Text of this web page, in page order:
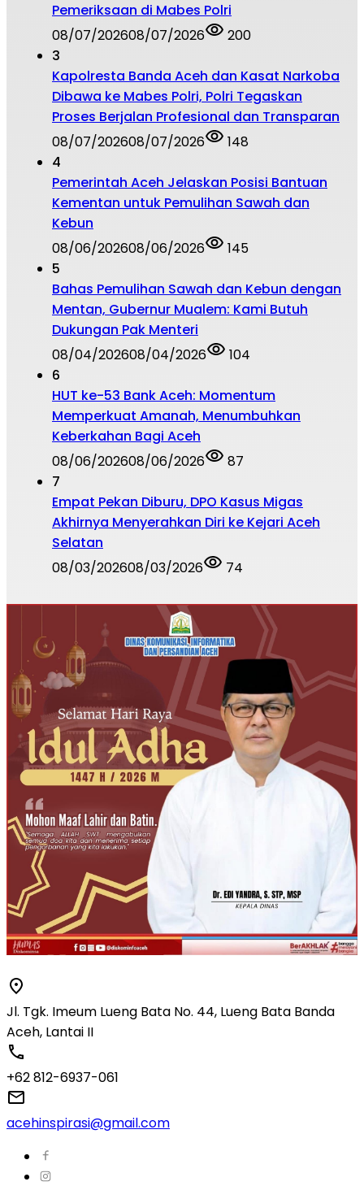
Pemeriksaan di Mabes Polri
08/07/202608/07/2026
200
3
Kapolresta Banda Aceh dan Kasat Narkoba
Dibawa ke Mabes Polri, Polri Tegaskan
Proses Berjalan Profesional dan Transparan
08/07/202608/07/2026
148
4
Pemerintah Aceh Jelaskan Posisi Bantuan
Kementan untuk Pemulihan Sawah dan
Kebun
08/06/202608/06/2026
145
5
Bahas Pemulihan Sawah dan Kebun dengan
Mentan, Gubernur Mualem: Kami Butuh
Dukungan Pak Menteri
08/04/202608/04/2026
104
6
HUT ke-53 Bank Aceh: Momentum
Memperkuat Amanah, Menumbuhkan
Keberkahan Bagi Aceh
08/06/202608/06/2026
87
7
Empat Pekan Diburu, DPO Kasus Migas
Akhirnya Menyerahkan Diri ke Kejari Aceh
Selatan
08/03/202608/03/2026 74
Jl. Tgk. Imeum Lueng Bata No. 44, Lueng Bata Banda
Aceh, Lantai II
+62 812-6937-061
acehinspirasi@gmail.com